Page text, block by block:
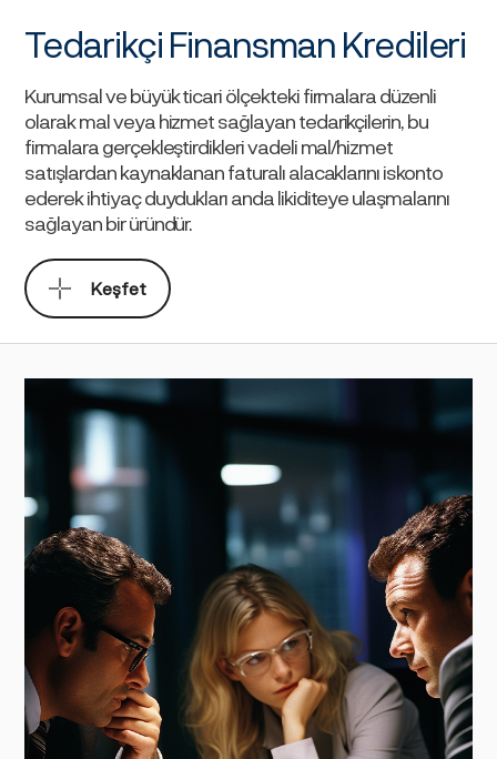
Tedarikçi Finansman Kredileri
Kurumsal ve büyük ticari ölçekteki firmalara düzenli
olarak mal veya hizmet sağlayan tedarikçilerin, bu
firmalara gerçekleştirdikleri vadeli mal/hizmet
satışlardan kaynaklanan faturalı alacaklarını iskonto
ederek ihtiyaç duydukları anda likiditeye ulaşmalarını
sağlayan bir üründür.
Keşfet